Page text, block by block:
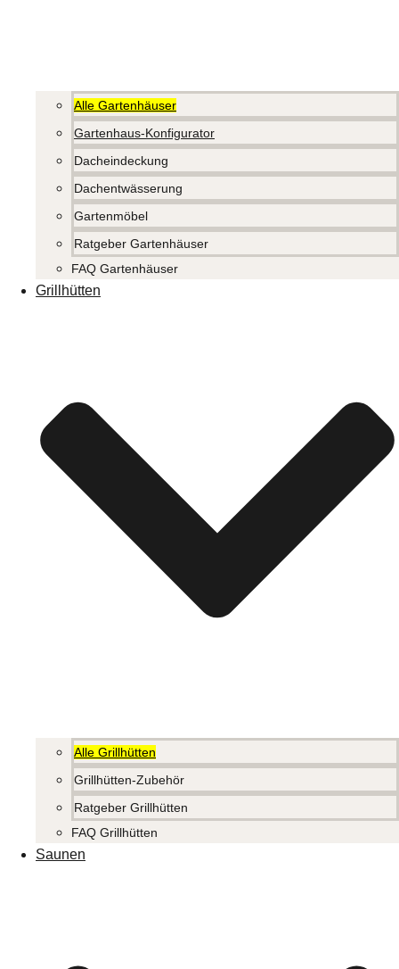
Alle Gartenhäuser
Gartenhaus-Konfigurator
Dacheindeckung
Dachentwässerung
Gartenmöbel
Ratgeber Gartenhäuser
FAQ Gartenhäuser
Grillhütten
Alle Grillhütten
Grillhütten-Zubehör
Ratgeber Grillhütten
FAQ Grillhütten
Saunen